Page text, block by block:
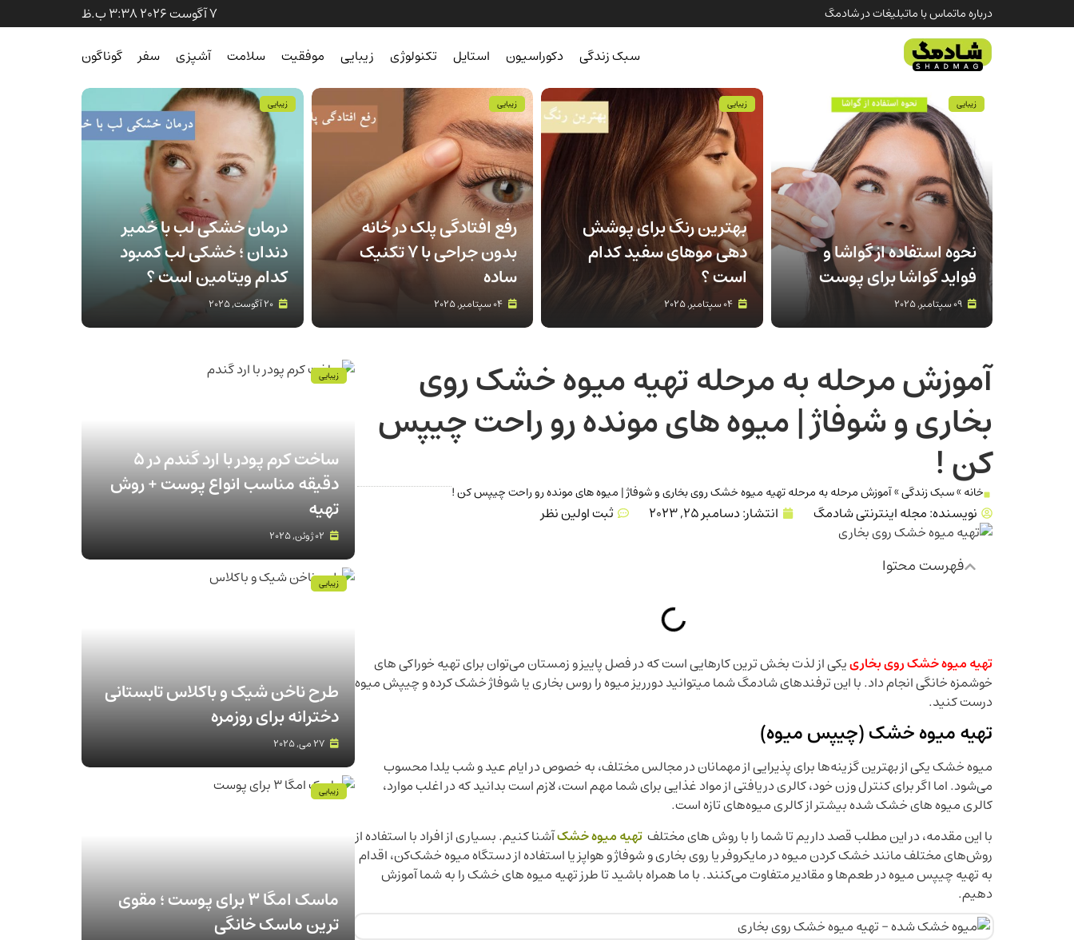
درباره ماتماس با ماتبلیغات در شادمگ
7 آگوست 2026 3:38 ب.ظ
سبک زندگی
دکوراسیون استایل تکنولوژی زیبایی موفقیت سلامت آشپزی سفر گوناگون
نحوه استفاده از گواشا و
فواید گواشا برای پوست
زیبایی
بهترین رنگ برای پوشش
دهی موهای سفید کدام
است ؟
04 سپتامبر, 2025
زیبایی
رفع افتادگی پلک در خانه
بدون جراحی با 7 تکنیک
ساده
زیبایی
درمان خشکی لب با خمیر
دندان ؛ خشکی لب کمبود
کدام ویتامین است ؟
20 آگوست, 2025
زیبایی
آموزش مرحله به مرحله تهیه میوه خشک روی
بخاری و شوفاژ | میوه های مونده رو راحت چیپس
کن !
خانه»سبک زندگی»آموزش مرحله به مرحله تهیه میوه خشک روی بخاری و شوفاژ | میوه های مونده رو راحت چیپس کن !
نویسنده:مجله اینترنتی شادمگ انتشار:دسامبر 25, 2023 ثبت اولین نظر
فهرست محتوا
تهیه میوه خشک روی بخارییکی از لذت بخش ترین کار‌هایی است که در فصل پاییز و زمستان می‌توان برای تهیه خوراکی‌ های
خوشمزه خانگی انجام داد. با این ترفندهای شادمگ شما میتوانید دورریز میوه را روس بخاری یا شوفاژ خشک کرده و چیپش میوه
درست کنید.
تهیه میوه خشک (چیپس میوه)
میو‌ه خشک یکی از بهترین گزینه‌ها برای پذیرایی از مهمانان در مجالس مختلف، به خصوص در ایام عید و شب یلدا محسوب
می‌شود. اما اگر برای کنترل وزن خود، کالری دریافتی از مواد غذایی برای شما مهم است، لازم است بدانید که در اغلب موارد،
کالری میوه های خشک شده بیشتر از کالری میوه‌های تازه است.
با این مقدمه، در این مطلب قصد داریم تا شما را با روش ‌های مختلف تهیه میوه خشکآشنا کنیم. بسیاری از افراد با استفاده از
روش‌‌های مختلف مانند خشک‌ کردن میوه در مایکروفر یا روی بخاری و شوفاژ و هواپز یا استفاده از دستگاه میوه‌ خشک‌کن، اقدام
به تهیه چیپس میوه در طعم‌ها و مقادیر متفاوت می‌کنند. با ما همراه باشید تا طرز تهیه میوه های خشک را به شما آموزش
دهیم.
ساخت کرم پودر با ارد گندم در ۵
دقیقه مناسب انواع پوست‌ + روش
تهیه
زیبایی
طرح ناخن شیک و باکلاس تابستانی
دخترانه برای روزمره
زیبایی
ماسک امگا 3 برای پوست ؛ مقوی
ترین ماسک خانگی
زیبایی